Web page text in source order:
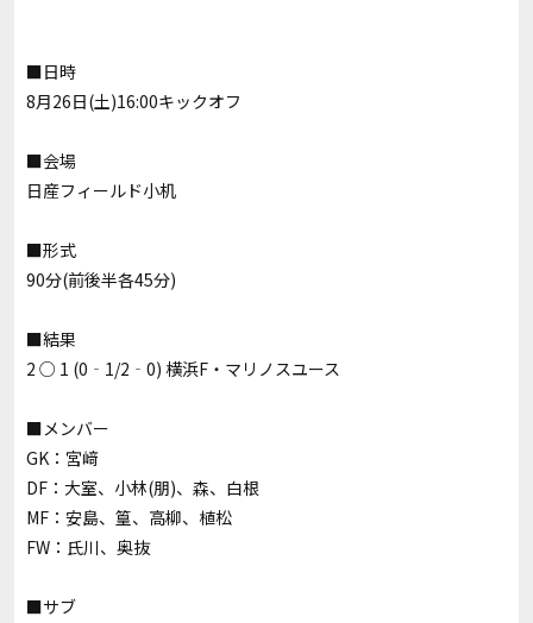
■日時
8月26日(土)16:00キックオフ
■会場
日産フィールド小机
■形式
90分(前後半各45分)
■結果
2 ○ 1 (0‐1/2‐0) 横浜F・マリノスユース
■メンバー
GK：宮﨑
DF：大室、小林(朋)、森、白根
MF：安島、篁、高柳、植松
FW：氏川、奥抜
■サブ